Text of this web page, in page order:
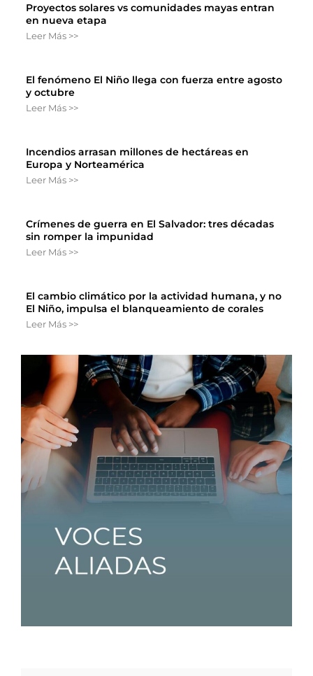
Proyectos solares vs comunidades mayas entran
en nueva etapa
Leer Más >>
El fenómeno El Niño llega con fuerza entre agosto
y octubre
Leer Más >>
Incendios arrasan millones de hectáreas en
Europa y Norteamérica
Leer Más >>
Crímenes de guerra en El Salvador: tres décadas
sin romper la impunidad
Leer Más >>
El cambio climático por la actividad humana, y no
El Niño, impulsa el blanqueamiento de corales
Leer Más >>